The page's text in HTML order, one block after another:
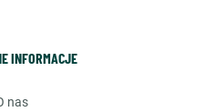
INFORMACJE
o nas